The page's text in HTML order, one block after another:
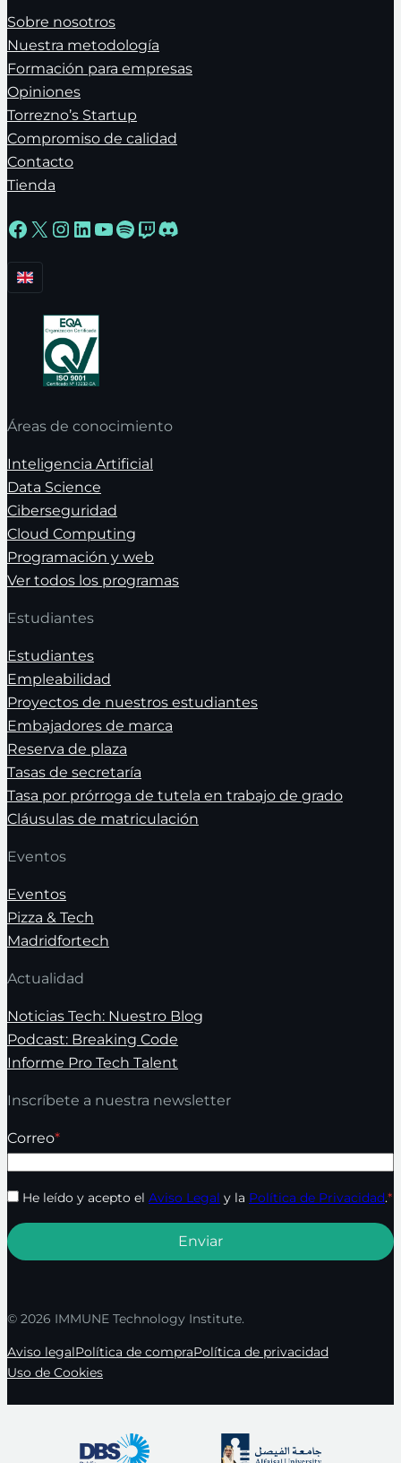
Sobre nosotros
Nuestra metodología
Formación para empresas
Opiniones
Torrezno’s Startup
Compromiso de calidad
Contacto
Tienda
Facebook
X Instagram
LinkedIn
YouTube
Spotify
Twitch
Discord
Áreas de conocimiento
Inteligencia Artificial
Data Science
Ciberseguridad
Cloud Computing
Programación y web
Ver todos los programas
Estudiantes
Estudiantes
Empleabilidad
Proyectos de nuestros estudiantes
Embajadores de marca
Reserva de plaza
Tasas de secretaría
Tasa por prórroga de tutela en trabajo de grado
Cláusulas de matriculación
Eventos
Eventos
Pizza & Tech
Madridfortech
Actualidad
Noticias Tech: Nuestro Blog
Podcast: Breaking Code
Informe Pro Tech Talent
Inscríbete a nuestra newsletter
Correo*
He leído y acepto el Aviso Legal y la Política de Privacidad.*
© 2026 IMMUNE Technology Institute.
Aviso legalPolítica de compraPolítica de privacidad
Uso de Cookies